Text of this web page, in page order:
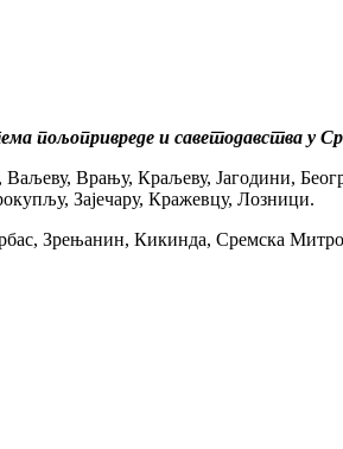
пољопривреде и саветодавства у
Врању, Краљеву, Јагодини,
Зајечару, Кражевцу, Лозници.
Зрењанин, Кикинда, Сремска